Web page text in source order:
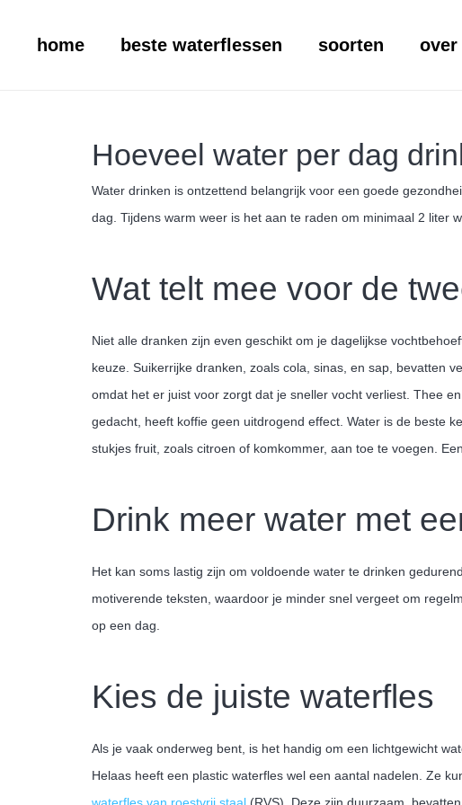
home beste waterflessen soorten over
Hoeveel water per dag
Water drinken is ontzettend belangrijk voor een goede
dag. Tijdens warm weer is het aan te raden om minimaal 2 liter
Wat telt mee voor de
Niet alle dranken zijn even geschikt om je dagelijkse
keuze. Suikerrijke dranken, zoals cola, sinas, en sap, bevatten
omdat het er juist voor zorgt dat je sneller vocht verliest. Thee
gedacht, heeft koffie geen uitdrogend effect. Water is de beste
stukjes fruit, zoals citroen of komkommer, aan toe te voegen. Een
Drink meer water met
Het kan soms lastig zijn om voldoende water te drinken
motiverende teksten, waardoor je minder snel vergeet om
op een dag.
Kies de juiste waterfles
Als je vaak onderweg bent, is het handig om een lichtgewicht
Helaas heeft een plastic waterfles wel een aantal nadelen. Ze